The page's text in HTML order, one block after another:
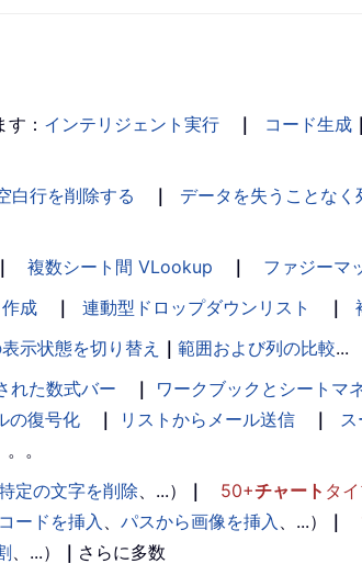
： インテリジェント実行 ｜ コード生成 ｜
白行を削除する ｜ データを失うことな
｜ 複数シート間 VLookup ｜ ファジーマ
成 ｜ 連動型ドロップダウンリスト ｜
示状態を切り替え ｜ 範囲および列の比較...
れた数式バー ｜ ワークブックとシートマ
の復号化 ｜ リストからメール送信 ｜
。
定の文字を削除、...） ｜ 50+チャート タ
ードを挿入、 パスから画像を挿入 、...） ｜
、...） ｜ さらに多数